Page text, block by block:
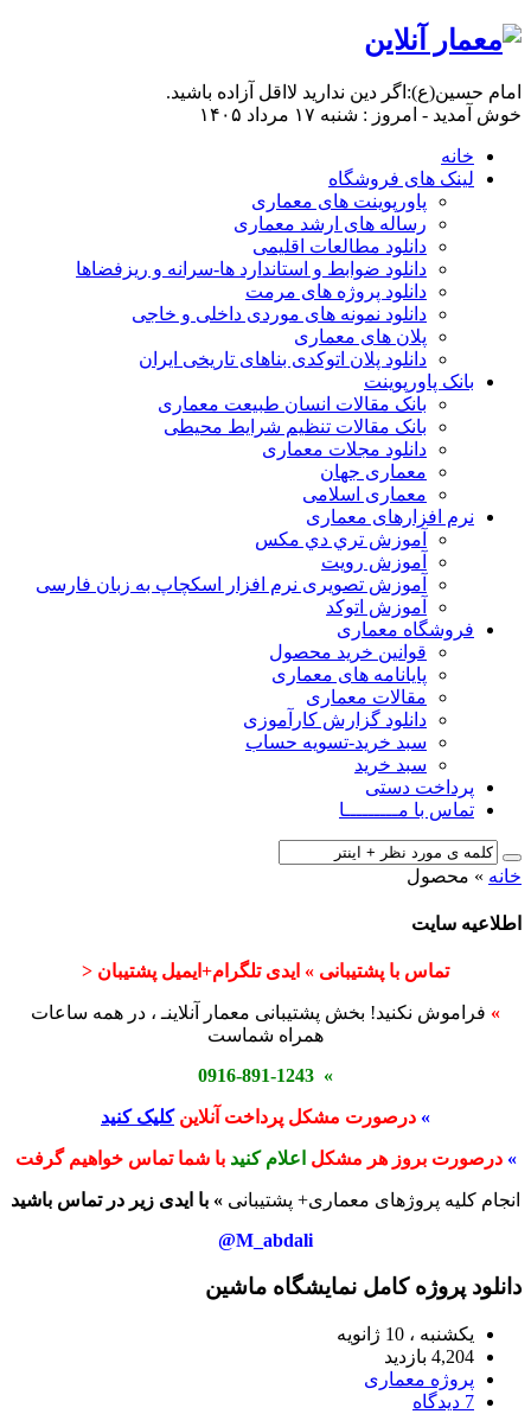
امام حسين(ع):اگر دين نداريد لااقل آزاده باشيد.
خوش آمدید - امروز : شنبه ۱۷ مرداد ۱۴۰۵
خانه
لینک های فروشگاه
پاورپوینت های معماری
رساله های ارشد معماری
دانلود مطالعات اقلیمی
دانلود ضوابط و استاندارد ها-سرانه و ریزفضاها
دانلود پروژه های مرمت
دانلود نمونه های موردی داخلی و خاجی
پلان های معماری
دانلود پلان اتوکدی بناهای تاریخی ایران
بانک پاورپوینت
بانک مقالات انسان طبیعت معماری
بانک مقالات تنظیم شرایط محیطی
دانلود مجلات معماری
معماری جهان
معماری اسلامی
نرم افزارهای معماری
آﻣﻮزش ﺗﺮي دي ﻣﮑﺲ
آموزش رویت
آموزش تصویری نرم افزار اسکچاپ به زبان فارسی
آموزش اتوکد
فروشگاه معماری
قوانین خرید محصول
پایانامه های معماری
مقالات معماری
دانلود گزارش کارآموزی
سبد خرید-تسویه حساب
سبد خرید
پرداخت دستی
تماس با مـــــــــا
خانه » محصول
اطلاعیه سایت
تماس با پشتیبانی » ایدی تلگرام+ایمیل پشتیبان <
» فراموش نکنید! بخش پشتیبانی معمار آنلاینـ ، در همه ساعات
همراه شماست
» 0916-891-1243
» درصورت مشکل پرداخت آنلاینکلیک کنید
» درصورت بروز هر مشکل اعلام کنید با شما تماس خواهیم گرفت
انجام کلیه پروژهای معماری+ پشتیبانی » با ایدی زیر در تماس باشید
M_abdali@
دانلود پروژه کامل نمایشگاه ماشین
یکشنبه ، 10 ژانویه
4,204 بازدید
پروژه معماری
7 دیدگاه